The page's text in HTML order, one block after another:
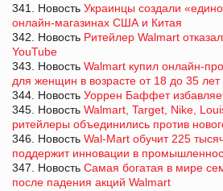
341. Новость Украинцы создали
онлайн-магазинах США и Китая
342. Новость Ритейлер Walmart
YouTube
343. Новость Walmart купил онлайн-
для женщин в возрасте от 18 до 35 лет
344. Новость Уоррен Баффет
345. Новость Walmart, Target, Nike,
ритейлеры объединились против
346. Новость Wal-Mart обучит 225
поддержит инновации в
347. Новость Самая богатая в мире
после падения акций Walmart